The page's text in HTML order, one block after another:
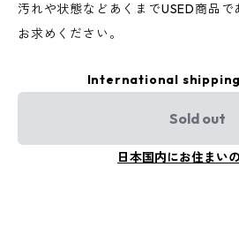
汚れや状態などあくまでUSED商品
お求めください。
International
Sold out
日本国内にお住まい